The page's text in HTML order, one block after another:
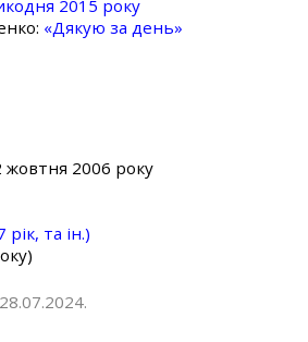
2015 року
«Дякую за день»
жовтня 2006 року
та ін.)